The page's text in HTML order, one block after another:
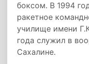
боксом. В 1994
ракетное
училище имени
года служил в
Сахалине.